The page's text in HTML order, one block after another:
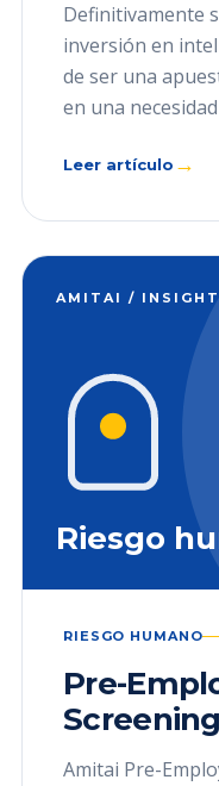
Definitivamente
inversión en
de ser una
en una necesidad
Leer artículo →
AMITAI /
Riesgo
RIESGO HUMANO
Pre-
Screening
Amitai Pre-